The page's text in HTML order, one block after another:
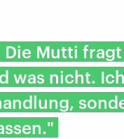
Mutti
was nicht.